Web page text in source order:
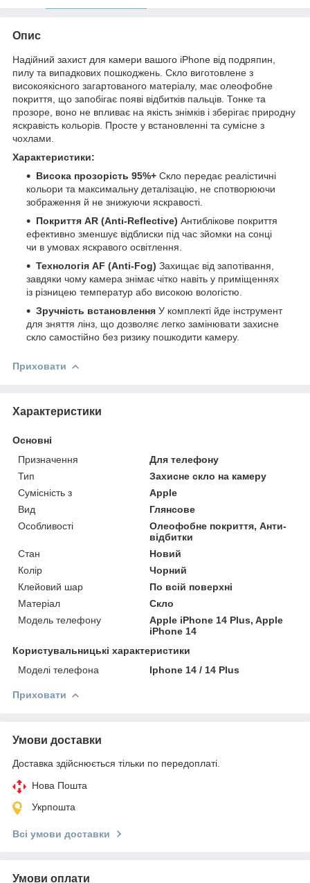
Опис
Надійний захист для камери вашого iPhone від подряпин,
пилу та випадкових пошкоджень. Скло виготовлене з
високоякісного загартованого матеріалу, має олеофобне
покриття, що запобігає появі відбитків пальців. Тонке та
прозоре, воно не впливає на якість знімків і зберігає природну
яскравість кольорів. Просте у встановленні та сумісне з
чохлами.
Характеристики:
Висока прозорість 95%+ Скло передає реалістичні
кольори та максимальну деталізацію, не спотворюючи
зображення й не знижуючи яскравості.
Покриття AR (Anti-Reflective) Антиблікове покриття
ефективно зменшує відблиски під час зйомки на сонці
чи в умовах яскравого освітлення.
Технологія AF (Anti-Fog) Захищає від запотівання,
завдяки чому камера знімає чітко навіть у приміщеннях
із різницею температур або високою вологістю.
Зручність встановлення У комплекті йде інструмент
для зняття лінз, що дозволяє легко замінювати захисне
скло самостійно без ризику пошкодити камеру.
Приховати
Характеристики
Основні
Призначення
Для телефону
Тип
Захисне скло на камеру
Сумісність з
Apple
Вид
Глянсове
Особливості
Олеофобне покриття, Анти-
відбитки
Стан
Новий
Колір
Чорний
Клейовий шар
По всій поверхні
Матеріал
Скло
Модель телефону
Apple iPhone 14 Plus, Apple
iPhone 14
Користувальницькі характеристики
Моделі телефона
Iphone 14 / 14 Plus
Приховати
Умови доставки
Доставка здійснюється тільки по передоплаті.
Нова Пошта
Укрпошта
Всі умови доставки
Умови оплати